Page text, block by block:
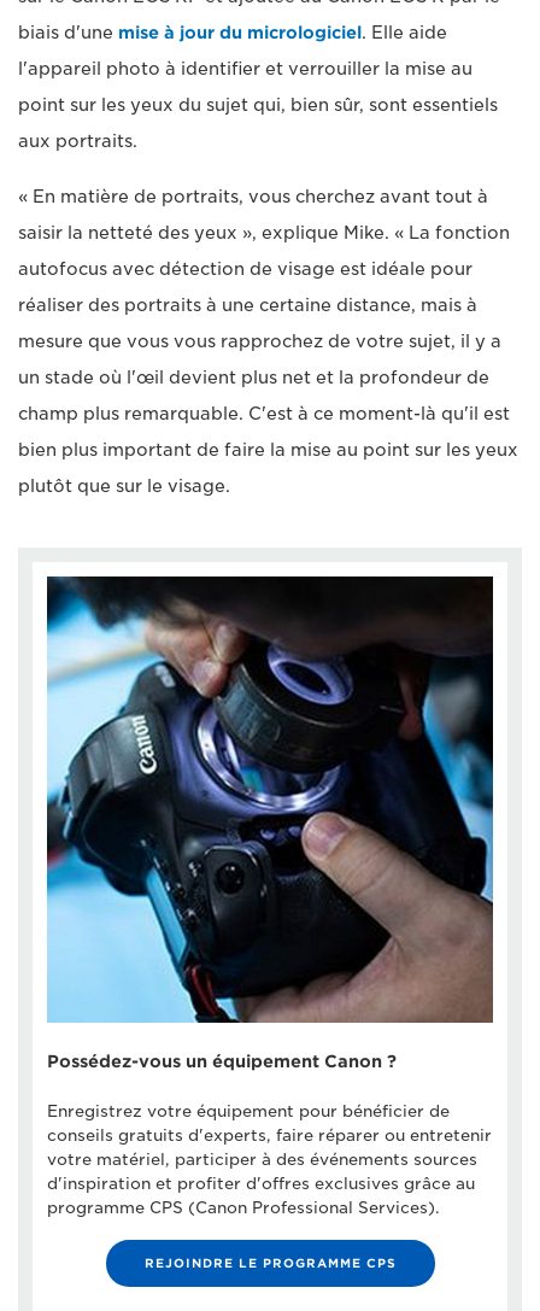
biais d'une mise à jour du micrologiciel. Elle aide
l'appareil photo à identifier et verrouiller la mise au
point sur les yeux du sujet qui, bien sûr, sont essentiels
aux portraits.
« En matière de portraits, vous cherchez avant tout à
saisir la netteté des yeux », explique Mike. « La fonction
autofocus avec détection de visage est idéale pour
réaliser des portraits à une certaine distance, mais à
mesure que vous vous rapprochez de votre sujet, il y a
un stade où l'œil devient plus net et la profondeur de
champ plus remarquable. C'est à ce moment-là qu'il est
bien plus important de faire la mise au point sur les yeux
plutôt que sur le visage.
Possédez-vous un équipement Canon ?
Enregistrez votre équipement pour bénéficier de
conseils gratuits d'experts, faire réparer ou entretenir
votre matériel, participer à des événements sources
d'inspiration et profiter d'offres exclusives grâce au
programme CPS (Canon Professional Services).
REJOINDRE LE PROGRAMME CPS